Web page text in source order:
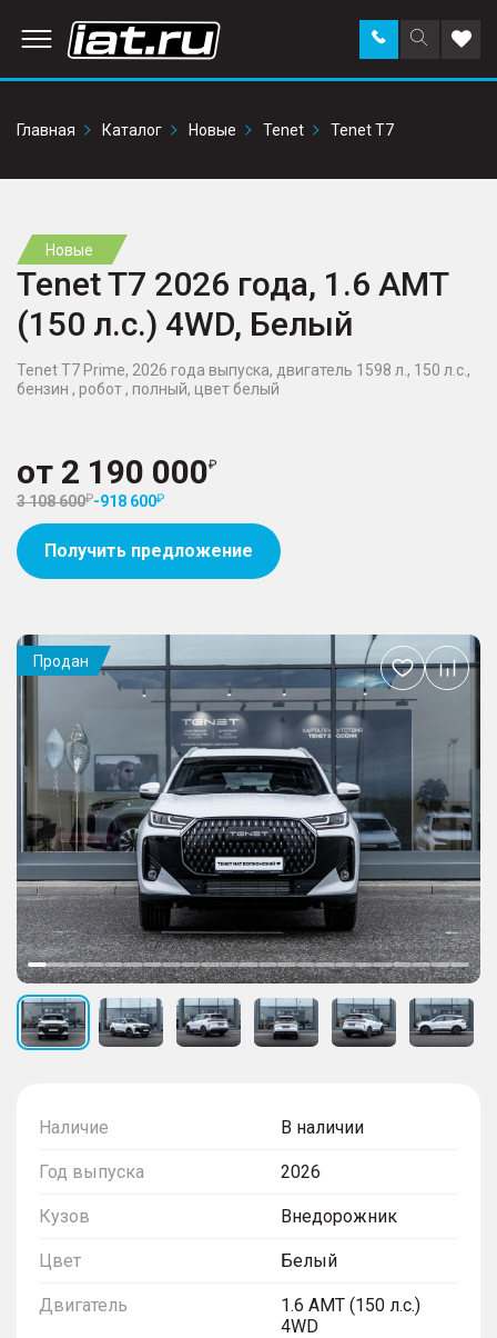
Поиск
по
Заказать
звонок в
Главная
Каталог Новые Tenet Tenet T7
Новые
Tenet T7 2026 года, 1.6 AMT
(150 л.с.) 4WD, Белый
Tenet T7 Prime, 2026 года выпуска, двигатель 1598 л., 150 л.с.,
бензин , робот , полный, цвет белый
от 2 190 000
3 108 600 -918 600
Получить предложение
Наличие В наличии
Год выпуска 2026
Кузов Внедорожник
Цвет Белый
Двигатель
1.6 AMT (150 л.с.)
4WD
Продан
Добавить
в
избранное